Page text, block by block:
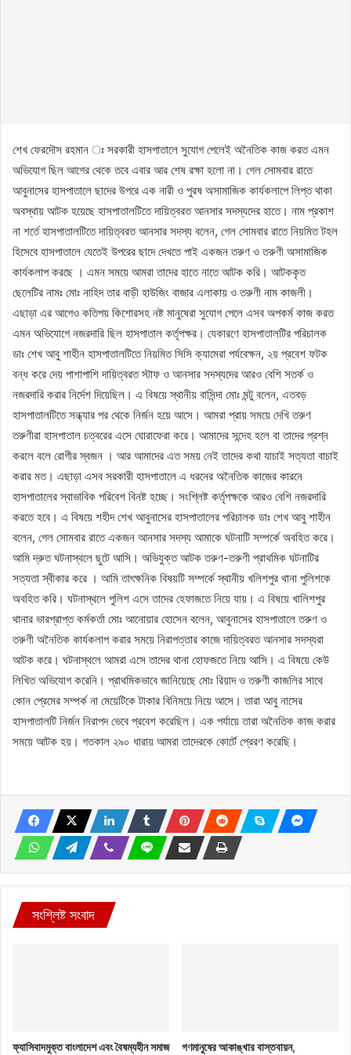
শেখ ফেরদৌস রহমান ঃ সরকারী হাসপাতালে সুযোগ পেলেই অনৈতিক কাজ করত এমন
অভিযোগ ছিল আগের থেকে তবে এবার আর শেষ রক্ষা হলো না। গেল সোমবার রাতে
আবুনাসের হাসপাতালে ছাদের উপরে এক নারী ও পুরষ অসামাজিক কার্যকলাপে লিপ্ত থাকা
অবস্থায় আটক হয়েছে হাসপাতালটিতে দায়িত্বরত আনসার সদস্যদের হাতে। নাম প্রকাশ
না শর্তে হাসপাতালটিতে দায়িত্বরত আনসার সদস্য বলেন, গেল সোমবার রাতে নিয়মিত টহল
হিসেবে হাসপাতালে যেতেই উপরের ছাদে দেখতে পাই একজন তরুণ ও তরুণী অসামাজিক
কার্যকলাপ করছে । এমন সময়ে আমরা তাদের হাতে নাতে আটক করি। আটককৃত
ছেলেটির নামঃ মোঃ নাহিদ তার বাড়ী হাউজিং বাজার এলাকায় ও তরুণী নাম কাজলী।
এছাড়া এর আগেও কতিপয় কিশোরসহ নষ্ট মানুষেরা সুযোগ পেলে এসব অপকর্ম কাজ করত
এমন অভিযোগে নজরদারি ছিল হাসপাতাল কর্তৃপক্ষর। যেকারণে হাসপাতালটির পরিচালক
ডাঃ শেখ আবু শাহীন হাসপাতালটিতে নিয়মিত সিসি ক্যামেরা পর্যবেক্ষন, ২য় প্রবেশ ফটক
বন্ধ করে দেয় পাশাপাশি দায়িত্বরত স্টাফ ও আনসার সদস্যদের আরও বেশি সতর্ক ও
নজরদারি করার নির্দেশ দিয়েছিল। এ বিষয়ে স্থানীয় বাসিন্দা মোঃ মন্টু বলেন, এতবড়
হাসপাতালটিতে সন্ধ্যার পর থেকে নির্জন হয়ে আসে। আমরা প্রায় সময়ে দেখি তরুণ
তরুণীরা হাসপাতাল চত্বরের এসে ঘোরাফেরা করে। আমাদের সন্দেহ হলে বা তাদের প্রশ্ন
করলে বলে রোগীর স্বজন । আর আমাদের এত সময় নেই তাদের কথা যাচাই সত্যতা বাচাই
করার মত। এছাড়া এসব সরকারী হাসপাতালে এ ধরনের অনৈতিক কাজের কারনে
হাসপাতালের স্বাভাবিক পরিবেশ বিনষ্ট হচ্ছে। সংশ্লিষ্ট কর্তৃপক্ষকে আরও বেশি নজরদারি
করতে হবে। এ বিষয়ে শহীদ শেখ আবুনাসের হাসপাতালের পরিচালক ডাঃ শেখ আবু শাহীন
বলেন, গেল সোমবার রাতে একজন আনসার সদস্য আমাকে ঘটনাটি সম্পর্কে অবহিত করে।
আমি দ্রুত ঘটনাস্থলে ছুটে আসি। অভিযুক্ত আটক তরুণ-তরুণী প্রাথমিক ঘটনাটির
সত্যতা স্বীকার করে । আমি তাৎক্ষনিক বিষয়টি সম্পর্কে স্থানীয় খলিশপুর থানা পুলিশকে
অবহিত করি। ঘটনাস্থলে পুলিশ এসে তাদের হেফাজতে নিয়ে যায়। এ বিষয়ে খালিশপুর
থানার ভারপ্রাপ্ত কর্মকর্তা মোঃ আনোয়ার হোসেন বলেন, আবুনাসের হাসপাতালে তরুণ ও
তরুণী অনৈতিক কার্যকলাপ করার সময়ে নিরাপত্তার কাজে দায়িত্বরত আনসার সদস্যরা
আটক করে। ঘটনাস্থলে আমরা এসে তাদের থানা হোফজতে নিয়ে আসি। এ বিষয়ে কেউ
লিখিত অভিযোগ করেনি। প্রাথমিকভাবে জানিয়েছে মোঃ রিয়াদ ও তরুণী কাজলির সাথে
কোন প্রেমের সম্পর্ক না মেয়েটিকে টাকার বিনিময়ে নিয়ে আসে। তারা আবু নাসের
হাসপাতালটি নির্জন নিরাপদ ভেবে প্রবেশ করেছিল। এক পর্যায়ে তারা অনৈতিক কাজ করার
সময়ে আটক হয়। গতকাল ২৯০ ধারায় আমরা তাদেরকে কোর্টে প্রেরণ করেছি।
সংশ্লিষ্ট সংবাদ
ফ্যাসিবাদমুক্ত বাংলাদেশ এবং বৈষম্যহীন সমাজ গণমানুষের আকাঙ্খার বাস্তবায়ন,